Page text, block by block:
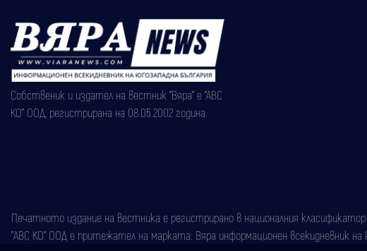
Собственик и издател на вестник "Вяра" е "АВС
КО" ООД, регистрирана на 08.05.2002 година.
Печатното издание на вестника е регистрирано в националния класификатор
"АВС КО" ООД е притежател на марката: Вяра информационен всекидневник на